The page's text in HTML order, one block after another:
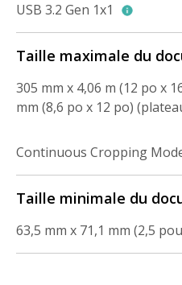
USB 3.2 Gen 1x1
Taille maximale du
305 mm x 4,06 m (12 po x
mm (8,6 po x 12 po)
Continuous Cropping
Taille minimale du
63,5 mm x 71,1 mm (2,5